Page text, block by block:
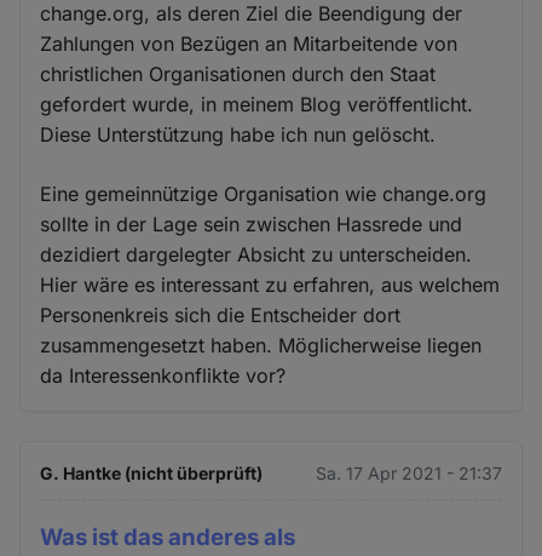
change.org, als deren Ziel die Beendigung der
Zahlungen von Bezügen an Mitarbeitende von
christlichen Organisationen durch den Staat
gefordert wurde, in meinem Blog veröffentlicht.
Diese Unterstützung habe ich nun gelöscht.
Eine gemeinnützige Organisation wie change.org
sollte in der Lage sein zwischen Hassrede und
dezidiert dargelegter Absicht zu unterscheiden.
Hier wäre es interessant zu erfahren, aus welchem
Personenkreis sich die Entscheider dort
zusammengesetzt haben. Möglicherweise liegen
da Interessenkonflikte vor?
G. Hantke (nicht überprüft) Sa. 17 Apr 2021 - 21:37
Was ist das anderes als